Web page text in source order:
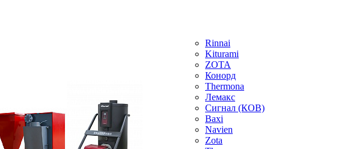
Rinnai
Kiturami
ZOTA
Конорд
Thermona
Лемакс
Сигнал (КОВ)
Baxi
Navien
Zota